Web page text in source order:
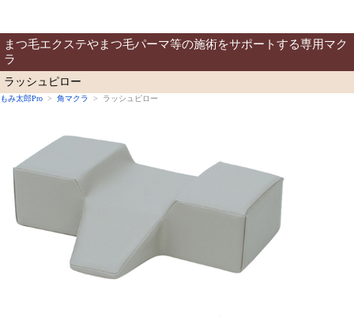
まつ毛エクステやまつ毛パーマ等の施術をサポートする専用マク
ラ
ラッシュピロー
もみ太郎Pro > 角マクラ > ラッシュピロー